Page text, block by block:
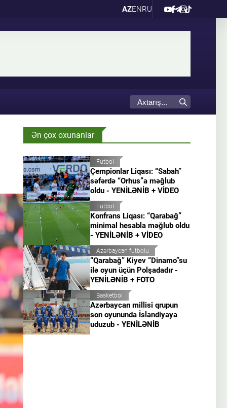
AZENRU
Ən çox oxunanlar
Futbol
Çempionlar Liqası: “Sabah”
səfərdə “Orhus”a məğlub
oldu - YENİLƏNİB + VİDEO
Futbol
Konfrans Liqası: “Qarabağ”
minimal hesabla məğlub oldu
- YENİLƏNİB + VİDEO
Azərbaycan futbolu
“Qarabağ” Kiyev “Dinamo”su
ilə oyun üçün Polşadadır -
YENİLƏNİB + FOTO
Basketbol
Azərbaycan millisi qrupun
son oyununda İslandiyaya
uduzub - YENİLƏNİB